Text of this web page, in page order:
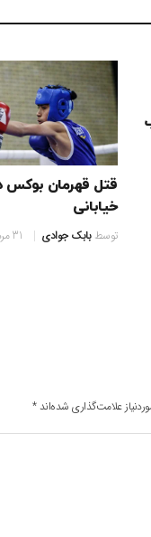
قتل قهرمان بوکس
خیابانی
توسطبابک جوادی 31 مرداد, 1401
علامت‌گذاری شده‌اند*